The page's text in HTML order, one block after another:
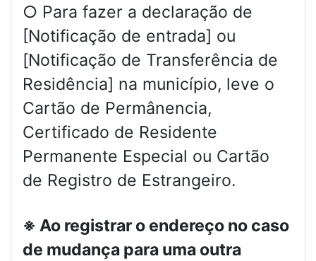
○ Para fazer a declaração de
[Notificação de entrada] ou
[Notificação de Transferência de
Residência] na município, leve o
Cartão de Permânencia,
Certificado de Residente
Permanente Especial ou Cartão
de Registro de Estrangeiro.
※ Ao registrar o endereço no caso
de mudança para uma outra